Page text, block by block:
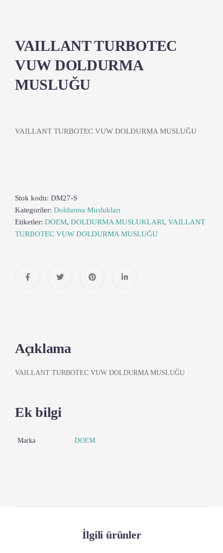
VAILLANT TURBOTEC
VUW DOLDURMA
MUSLUĞU
VAILLANT TURBOTEC VUW DOLDURMA MUSLUĞU
Stok kodu: DM27-S
Kategoriler: Doldurma Muslukları
Etiketler: DOEM, DOLDURMA MUSLUKLARI, VAILLANT
TURBOTEC VUW DOLDURMA MUSLUĞU
Açıklama
VAILLANT TURBOTEC VUW DOLDURMA MUSLUĞU
Ek bilgi
Marka DOEM
İlgili ürünler